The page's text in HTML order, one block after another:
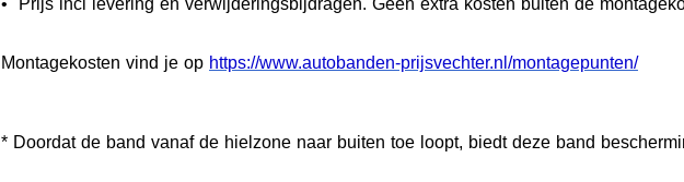
Montagekosten vind je op https://www.autobanden-prijsvechter.nl/montagepunten/
* Doordat de band vanaf de hielzone naar buiten toe loopt, biedt deze band